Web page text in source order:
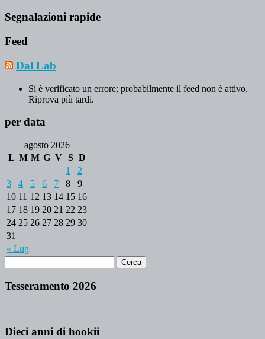
Segnalazioni rapide
Feed
Dal Lab
Si è verificato un errore; probabilmente il feed non è attivo.
Riprova più tardi.
per data
agosto 2026
L M M G V S D
« Lug
1
2
3
4 5 6 7 8
9
10 11 12 13 14 15 16
17 18 19 20 21 22 23
24 25 26 27 28 29 30
31
Tesseramento 2026
Dieci anni di hookii